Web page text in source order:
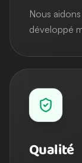
Nous
développé
Qualité